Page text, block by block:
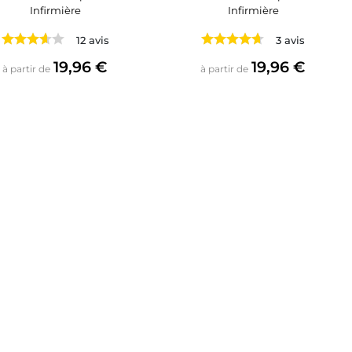
Infirmière
12 avis
à partir de Prix
19,96 €
Infirmière
3 avis
à partir de Prix
19,96 €